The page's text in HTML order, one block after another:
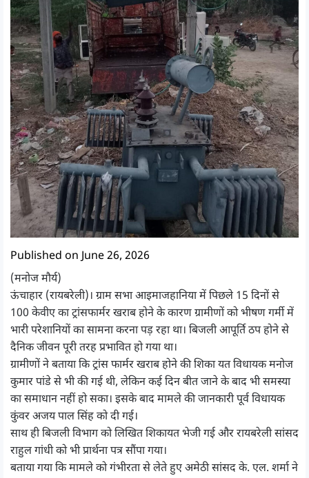
Published on June 26, 2026
(मनोज मौर्य)
ऊंचाहार (रायबरेली)। ग्राम सभा आइमाजहानिया में पिछले 15 दिनों से
100 केवीए का ट्रांसफार्मर खराब होने के कारण ग्रामीणों को भीषण गर्मी में
भारी परेशानियों का सामना करना पड़ रहा था। बिजली आपूर्ति ठप होने से
दैनिक जीवन पूरी तरह प्रभावित हो गया था।
ग्रामीणों ने बताया कि ट्रांस फार्मर खराब होने की शिका यत विधायक मनोज
कुमार पांडे से भी की गई थी, लेकिन कई दिन बीत जाने के बाद भी समस्या
का समाधान नहीं हो सका। इसके बाद मामले की जानकारी पूर्व विधायक
कुंवर अजय पाल सिंह को दी गई।
साथ ही बिजली विभाग को लिखित शिकायत भेजी गई और रायबरेली सांसद
राहुल गांधी को भी प्रार्थना पत्र सौंपा गया।
बताया गया कि मामले को गंभीरता से लेते हुए अमेठी सांसद के. एल. शर्मा ने